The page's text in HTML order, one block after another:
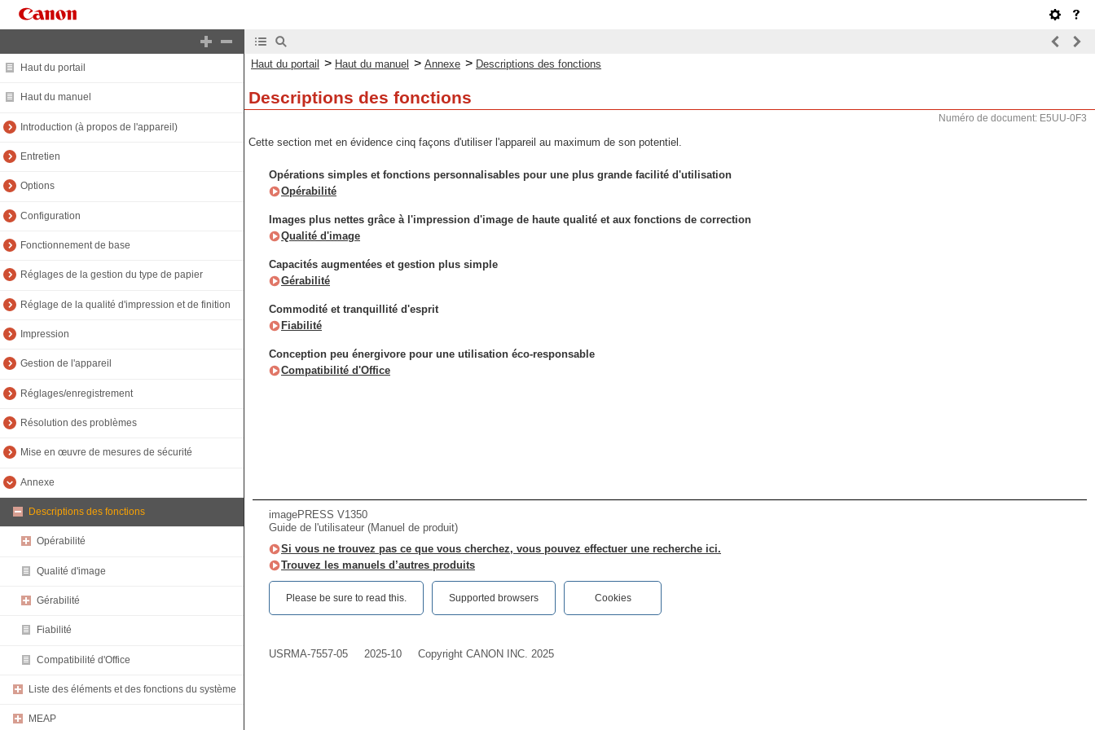
Haut du portail
Haut du manuel
Introduction (à propos de l'appareil)
Entretien
Options
Configuration
Fonctionnement de base
Réglages de la gestion du type de papier
Réglage de la qualité d'impression et de finition
Impression
Gestion de l'appareil
Réglages/enregistrement
Résolution des problèmes
Mise en œuvre de mesures de sécurité
Annexe
Descriptions des fonctions
Opérabilité
Qualité d'image
Gérabilité
Fiabilité
Compatibilité d'Office
Liste des éléments et des fonctions du système
MEAP
Haut du portail > Haut du manuel > Annexe > Descriptions des fonctions
Descriptions des fonctions
Numéro de document: E5UU-0F3
Cette section met en évidence cinq façons d'utiliser l'appareil au maximum de son potentiel.
Opérations simples et fonctions personnalisables pour une plus grande facilité d'utilisation
Opérabilité
Images plus nettes grâce à l'impression d'image de haute qualité et aux fonctions de correction
Qualité d'image
Capacités augmentées et gestion plus simple
Gérabilité
Commodité et tranquillité d'esprit
Fiabilité
Conception peu énergivore pour une utilisation éco-responsable
Compatibilité d'Office
imagePRESS V1350
Guide de l'utilisateur (Manuel de produit)
Si vous ne trouvez pas ce que vous cherchez, vous pouvez effectuer une recherche ici.
Trouvez les manuels d’autres produits
Please be sure to read this.‎ Supported browsers Cookies
USRMA-7557-05 2025-10 Copyright CANON INC. 2025